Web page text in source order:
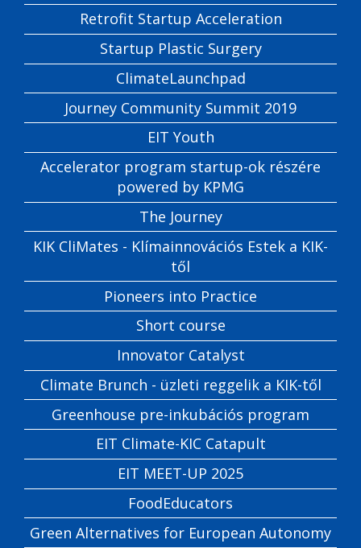
Retrofit Startup Acceleration
Startup Plastic Surgery
ClimateLaunchpad
Journey Community Summit 2019
EIT Youth
Accelerator program startup-ok részére
powered by KPMG
The Journey
KIK CliMates - Klímainnovációs Estek a KIK-
től
Pioneers into Practice
Short course
Innovator Catalyst
Climate Brunch - üzleti reggelik a KIK-től
Greenhouse pre-inkubációs program
EIT Climate-KIC Catapult
EIT MEET-UP 2025
FoodEducators
Green Alternatives for European Autonomy